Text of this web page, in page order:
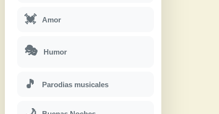
💓 Amor
🎭 Humor
🎵 Parodias musicales